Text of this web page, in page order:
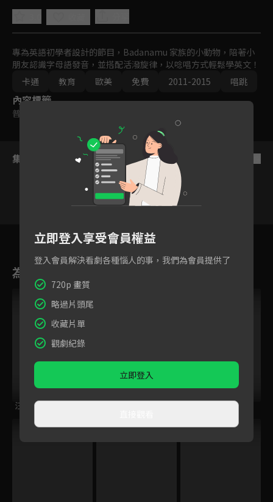
專為英語初學者設計的節目，Badanamu 家族的小動物，陪著小
朋友認識字母語發音，並搭配活潑旋律，以唸唱方式輕鬆學英文！
卡通
教育 歐美 免費 2011-2015 唱跳
內容標籤
普遍級
集數列表
15 16 17
為您推薦
汪汪隊立大功 S6 MOMO這一家 S4
立即登入享受會員權益
登入會員解決看劇各種惱人的事，我們為會員提供了
720p 畫質
略過片頭尾
收藏片單
觀劇紀錄
立即登入